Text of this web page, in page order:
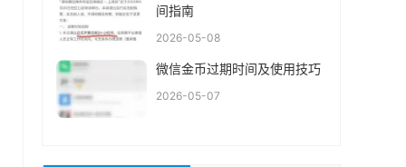
间指南
2026-05-08
微信金币过期时间及使用技巧
2026-05-07